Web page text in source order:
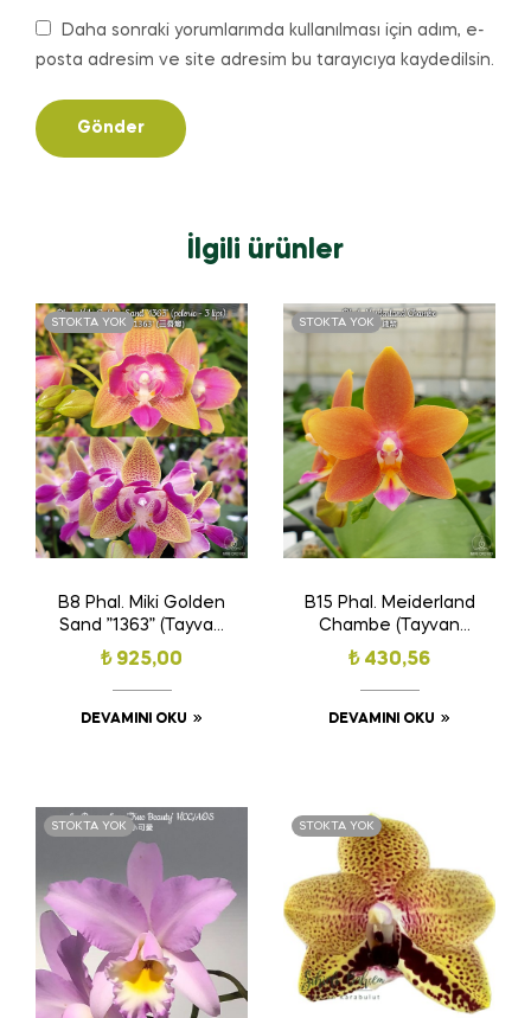
Daha sonraki yorumlarımda kullanılması için adım, e-
posta adresim ve site adresim bu tarayıcıya kaydedilsin.
İlgili ürünler
STOKTA YOK
B8 Phal. Miki Golden
Sand ”1363” (Tayvan
Orkide Fidesi)
(Peloric)(3 Lips)
(Kokulu)
₺925,00
DEVAMINI OKU
STOKTA YOK
B15 Phal. Meiderland
Chambe (Tayvan
Orkide Fidesi)(Kokulu)
₺430,56
DEVAMINI OKU
STOKTA YOK STOKTA YOK